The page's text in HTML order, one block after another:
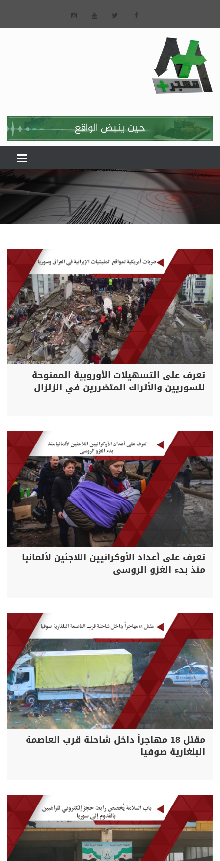
تعرف على التسهيلات الأوروبية الممنوحة
للسوريين والأتراك المتضررين في الزلزال
تعرف على أعداد الأوكرانيين اللاجئين لألمانيا
منذ بدء الغزو الروسي
مقتل 18 مهاجراً داخل شاحنة قرب العاصمة
البلغارية صوفيا